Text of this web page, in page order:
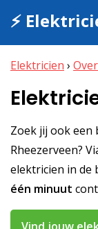
⚡
Elektricien ›
Zoek jij ook
Rheezerveen?
elektricien in de
één minuut
Vind jouw